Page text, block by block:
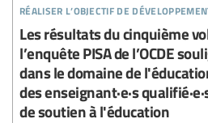
réaliser l’objectif de
Les résultats du cinquième
l’enquête PISA de l’OCDE
dans le domaine de
des enseignant·e·s
de soutien à l'éducation